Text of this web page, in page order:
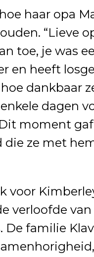
haar opa
“Lieve
toe, je was
en heeft
dankbaar
dagen
moment
ze met
voor
verloofde van
De familie